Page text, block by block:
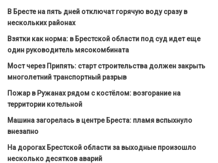
В Бресте на пять дней отключат горячую воду сразу в
нескольких районах
Взятки как норма: в Брестской области под суд идет еще
один руководитель мясокомбината
Мост через Припять: старт строительства должен закрыть
многолетний транспортный разрыв
Пожар в Ружанах рядом с костёлом: возгорание на
территории котельной
Машина загорелась в центре Бреста: пламя вспыхнуло
внезапно
На дорогах Брестской области за выходные произошло
несколько десятков аварий